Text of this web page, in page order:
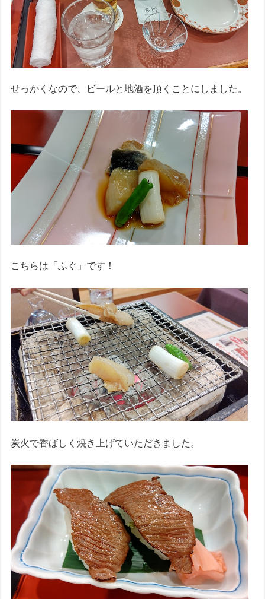
せっかくなので、ビールと地酒を頂くことにしました。
こちらは「ふぐ」です！
炭火で香ばしく焼き上げていただきました。